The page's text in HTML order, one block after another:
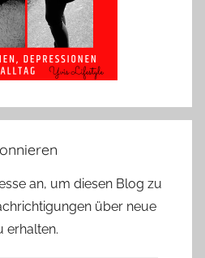
an, um diesen Blog zu
über neue
erhalten.